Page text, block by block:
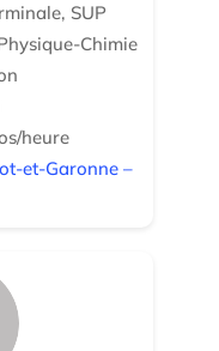
SUP
Chimie
heure
et-Garonne –